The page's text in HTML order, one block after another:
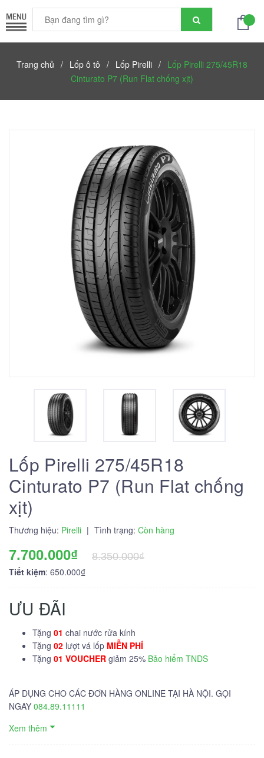
Trang chủ / Lốp ô tô / Lốp Pirelli / Lốp Pirelli 275/45R18
Cinturato P7 (Run Flat chống xịt)
Lốp Pirelli 275/45R18
Cinturato P7 (Run Flat chống
xịt)
Thương hiệu: Pirelli | Tình trạng: Còn hàng
7.700.000₫
8.350.000₫
Tiết kiệm: 650.000₫
ƯU ĐÃI
Tặng 01 chai nước rửa kính
Tặng 02 lượt vá lốp MIỄN PHÍ
Tặng 01 VOUCHER giảm 25% Bảo hiểm TNDS
ÁP DỤNG CHO CÁC ĐƠN HÀNG ONLINE TẠI HÀ NỘI. GỌI
NGAY 084.89.11111
Xem thêm